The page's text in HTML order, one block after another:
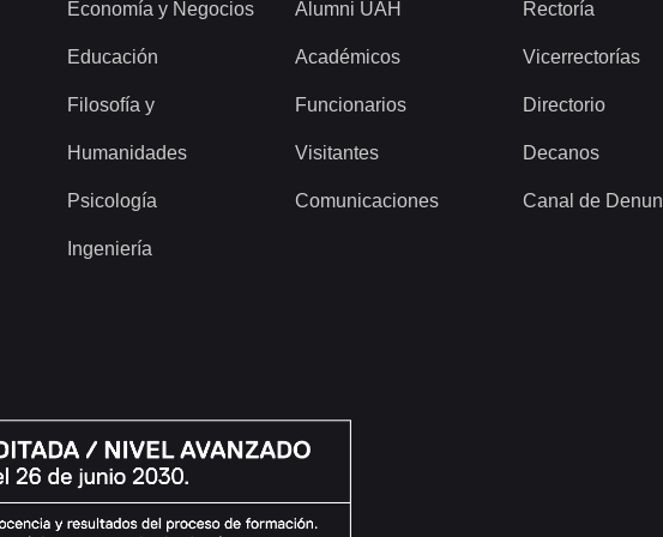
Economía y Negocios
Educación
Filosofía y
Humanidades
Psicología
Ingeniería
Alumni UAH
Académicos
Funcionarios
Visitantes
Comunicaciones
Rectoría
Vicerrectorías
Directorio
Decanos
Canal de